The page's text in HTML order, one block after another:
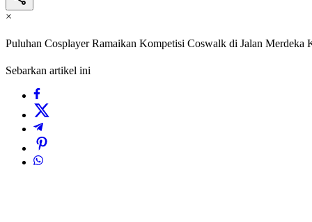
×
Puluhan Cosplayer Ramaikan Kompetisi Coswalk di Jalan Merdeka
Sebarkan artikel ini